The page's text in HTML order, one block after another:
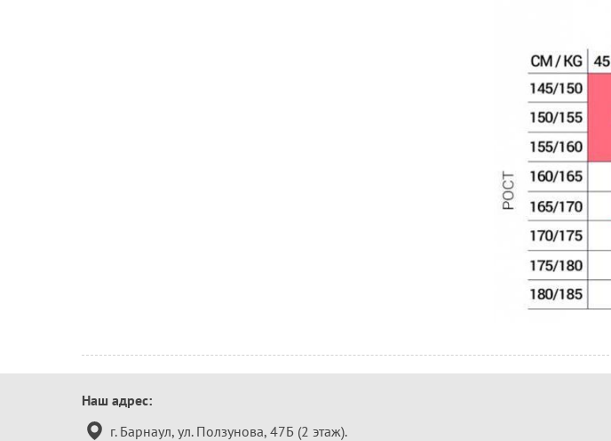
Контактная
информация
Наш адрес:
г. Барнаул, ул. Ползунова, 47Б (2 этаж).